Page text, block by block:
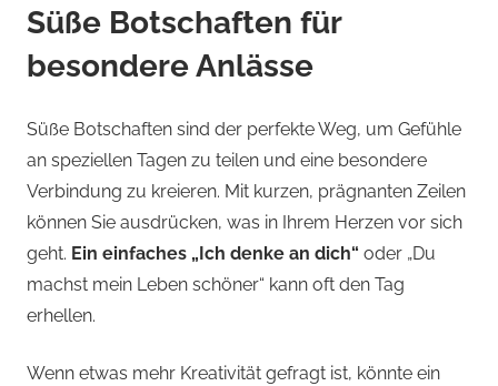
Süße Botschaften für
besondere Anlässe
Süße Botschaften sind der perfekte Weg, um Gefühle
an speziellen Tagen zu teilen und eine besondere
Verbindung zu kreieren. Mit kurzen, prägnanten Zeilen
können Sie ausdrücken, was in Ihrem Herzen vor sich
geht. Ein einfaches „Ich denke an dich“ oder „Du
machst mein Leben schöner“ kann oft den Tag
erhellen.
Wenn etwas mehr Kreativität gefragt ist, könnte ein